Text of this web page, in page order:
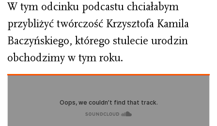
W tym odcinku podcastu chciałabym
przybliżyć twórczość Krzysztofa Kamila
Baczyńskiego, którego stulecie urodzin
obchodzimy w tym roku.